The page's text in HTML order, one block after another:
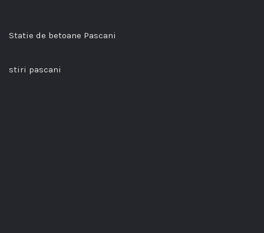
Statie de betoane Pascani
stiri pascani